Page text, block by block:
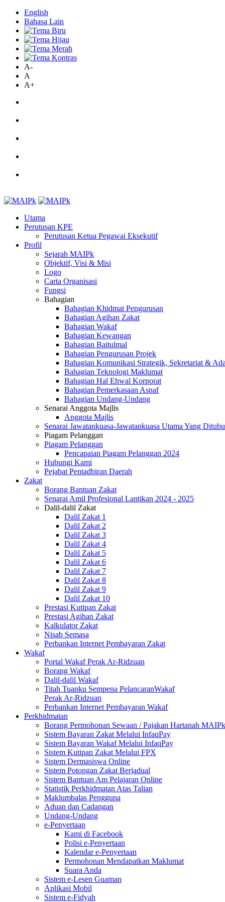
English
Bahasa Lain
A-
A
A+
Utama
Perutusan KPE
Perutusan Ketua Pegawai Eksekutif
Profil
Sejarah MAIPk
Objektif, Visi & Misi
Logo
Carta Organisasi
Fungsi
Bahagian
Bahagian Khidmat Pengurusan
Bahagian Agihan Zakat
Bahagian Wakaf
Bahagian Kewangan
Bahagian Baitulmal
Bahagian Pengurusan Projek
Bahagian Komunikasi Strategik, Sekretariat &
Bahagian Teknologi Maklumat
Bahagian Hal Ehwal Korporat
Bahagian Pemerkasaan Asnaf
Bahagian Undang-Undang
Senarai Anggota Majlis
Anggota Majlis
Senarai Jawatankuasa-Jawatankuasa Utama Yang
Piagam Pelanggan
Piagam Pelanggan
Pencapaian Piagam Pelanggan 2024
Hubungi Kami
Pejabat Pentadbiran Daerah
Zakat
Borang Bantuan Zakat
Senarai Amil Profesional Lantikan 2024 - 2025
Dalil-dalil Zakat
Dalil Zakat 1
Dalil Zakat 2
Dalil Zakat 3
Dalil Zakat 4
Dalil Zakat 5
Dalil Zakat 6
Dalil Zakat 7
Dalil Zakat 8
Dalil Zakat 9
Dalil Zakat 10
Prestasi Kutipan Zakat
Prestasi Agihan Zakat
Kalkulator Zakat
Nisab Semasa
Perbankan Internet Pembayaran Zakat
Wakaf
Portal Wakaf Perak Ar-Ridzuan
Borang Wakaf
Dalil-dalil Wakaf
Titah Tuanku Sempena PelancaranWakaf
Perak Ar-Ridzuan
Perbankan Internet Pembayaran Wakaf
Perkhidmatan
Borang Permohonan Sewaan / Pajakan Hartanah MAIPk
Sistem Bayaran Zakat Melalui InfaqPay
Sistem Bayaran Wakaf Melalui InfaqPay
Sistem Kutipan Zakat Melalui FPX
Sistem Dermasiswa Online
Sistem Potongan Zakat Berjadual
Sistem Bantuan Am Pelajaran Online
Statistik Perkhidmatan Atas Talian
Maklumbalas Pengguna
Aduan dan Cadangan
Undang-Undang
e-Penyertaan
Kami di Facebook
Polisi e-Penyertaan
Kalendar e-Penyertaan
Permohonan Mendapatkan Maklumat
Suara Anda
Sistem e-Lesen Guaman
Aplikasi Mobil
Sistem e-Fidyah